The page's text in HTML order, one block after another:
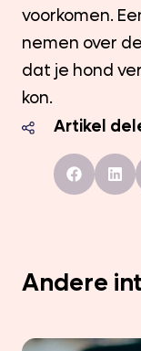
voorkomen.
nemen over
dat je hond
kon.
Artikel
Andere